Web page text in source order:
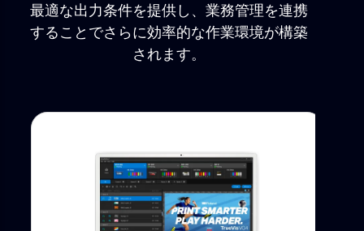
最適な出力条件を提供し、業務管理を連携
することでさらに効率的な作業環境が構築
されます。